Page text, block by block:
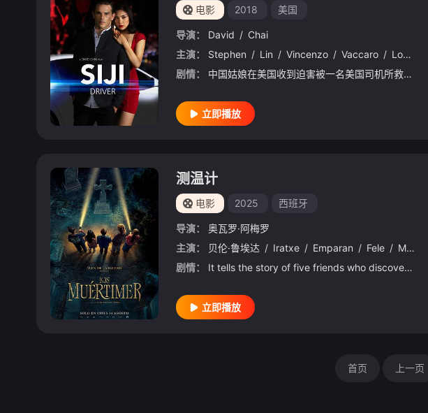
电影 2018 美国
导演： David / Chai
主演：
Stephen / Lin / Vincenzo / Vaccaro / Lou
剧情：
中国姑娘在美国收到迫害被一名美国司机所救下，两人在相处中渐生好感。但随着互相的了解，美国司机逐渐打开了这个中国姑娘背后的秘密。为了能够让这个中国姑娘重获自由，他不得不做出一系列的选择与决定...
立即播放
测温计
电影 2025 西班牙
导演：
奥瓦罗·阿梅罗
主演：
贝伦·鲁埃达 / Iratxe / Emparan / Fele / Martínez
剧情：
It tells the story of five friends who discover a jewel theft plot in a cemetery without any adult b
立即播放
首页 上一页